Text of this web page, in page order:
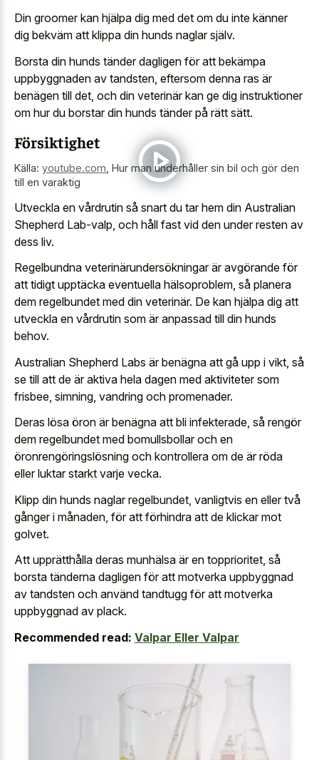
Din groomer kan hjälpa dig med det om du inte känner
dig bekväm att klippa din hunds naglar själv.
Borsta din hunds tänder dagligen för att bekämpa
uppbyggnaden av tandsten, eftersom denna ras är
benägen till det, och din veterinär kan ge dig instruktioner
om hur du borstar din hunds tänder på rätt sätt.
Försiktighet
Källa: youtube.com, Hur man underhåller sin bil och gör den
till en varaktig
Utveckla en vårdrutin så snart du tar hem din Australian
Shepherd Lab-valp, och håll fast vid den under resten av
dess liv.
Regelbundna veterinärundersökningar är avgörande för
att tidigt upptäcka eventuella hälsoproblem, så planera
dem regelbundet med din veterinär. De kan hjälpa dig att
utveckla en vårdrutin som är anpassad till din hunds
behov.
Australian Shepherd Labs är benägna att gå upp i vikt, så
se till att de är aktiva hela dagen med aktiviteter som
frisbee, simning, vandring och promenader.
Deras lösa öron är benägna att bli infekterade, så rengör
dem regelbundet med bomullsbollar och en
öronrengöringslösning och kontrollera om de är röda
eller luktar starkt varje vecka.
Klipp din hunds naglar regelbundet, vanligtvis en eller två
gånger i månaden, för att förhindra att de klickar mot
golvet.
Att upprätthålla deras munhälsa är en topprioritet, så
borsta tänderna dagligen för att motverka uppbyggnad
av tandsten och använd tandtugg för att motverka
uppbyggnad av plack.
Recommended read: Valpar Eller Valpar